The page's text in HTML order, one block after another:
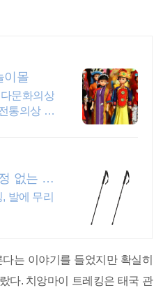
이몰
문화의상
통의상 다
없는 안
발에 무리
는 이야기를 들었지만 확실히
다. 치앙마이 트레킹은 태국 관